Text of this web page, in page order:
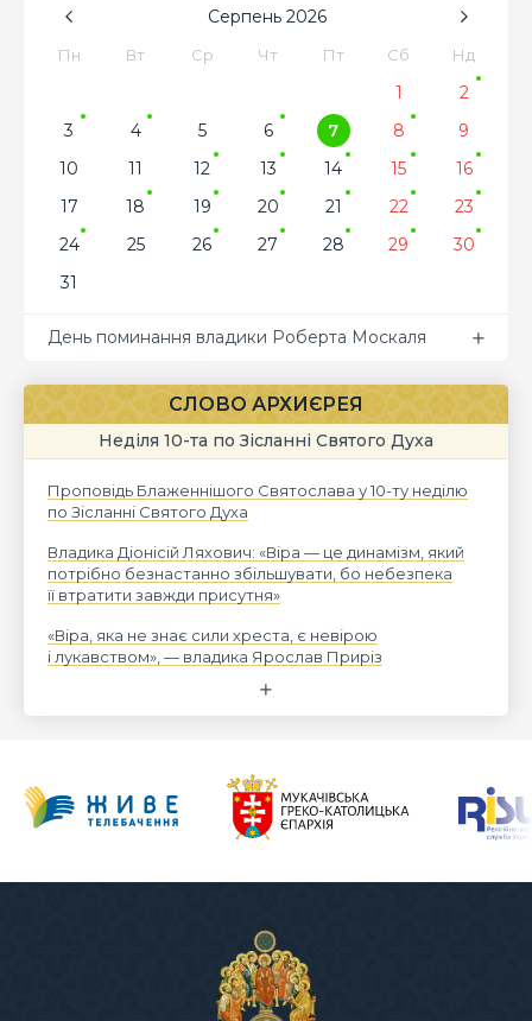
Серпень 2026
Пн Вт Ср Чт Пт Сб Нд
1
2
3
4 5 6 7 8
9
10
11 12 13 14 15
16
17
18 19 20 21 22
23
24
25 26 27 28 29
30
31
День поминання владики Роберта Москаля
СЛОВО АРХИЄРЕЯ
Неділя 10-та по Зісланні Святого Духа
Проповідь Блаженнішого Святослава у 10-ту неділю
по Зісланні Святого Духа
Владика Діонісій Ляхович: «Віра — це динамізм, який
потрібно безнастанно збільшувати, бо небезпека
її втратити завжди присутня»
«Віра, яка не знає сили хреста, є невірою
і лукавством», — владика Ярослав Приріз